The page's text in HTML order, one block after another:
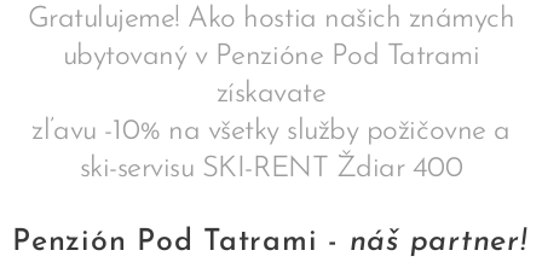
Gratulujeme! Ako hostia našich známych
ubytovaný v Penzióne Pod Tatrami
získavate
zľavu -10% na všetky služby požičovne a
ski-servisu SKI-RENT Ždiar 400
Penzión Pod Tatrami - náš partner!